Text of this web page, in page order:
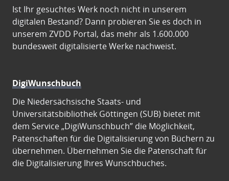
Ist Ihr gesuchtes Werk noch nicht in unserem
digitalen Bestand? Dann probieren Sie es doch in
unserem ZVDD Portal, das mehr als 1.600.000
bundesweit digitalisierte Werke nachweist.
DigiWunschbuch
Die Niedersächsische Staats- und
Universitätsbibliothek Göttingen (SUB) bietet mit
dem Service „DigiWunschbuch” die Möglichkeit,
Patenschaften für die Digitalisierung von Büchern zu
übernehmen. Übernehmen Sie die Patenschaft für
die Digitalisierung Ihres Wunschbuches.